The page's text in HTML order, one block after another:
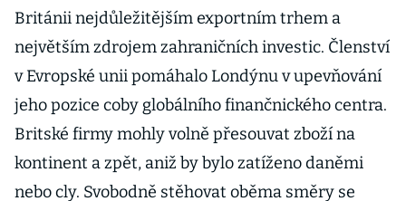
Británii nejdůležitějším exportním trhem a
největším zdrojem zahraničních investic. Členství
v Evropské unii pomáhalo Londýnu v upevňování
jeho pozice coby globálního finančnického centra.
Britské firmy mohly volně přesouvat zboží na
kontinent a zpět, aniž by bylo zatíženo daněmi
nebo cly. Svobodně stěhovat oběma směry se